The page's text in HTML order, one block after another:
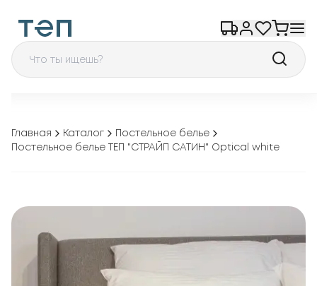
Главная Каталог
Постельное белье
Постельное белье ТЕП "СТРАЙП САТИН" Optical white